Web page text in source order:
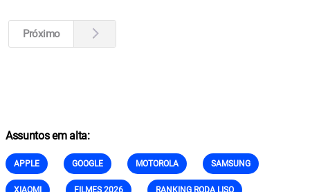
Próximo
Assuntos em alta:
APPLE GOOGLE MOTOROLA SAMSUNG
XIAOMI FILMES 2026 RANKING RODA LISO